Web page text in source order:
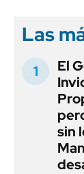
Las
El
sin